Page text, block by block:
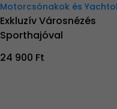
Motorcsónakok és
Exkluzív Városnézés
Sporthajóval
24 900 Ft